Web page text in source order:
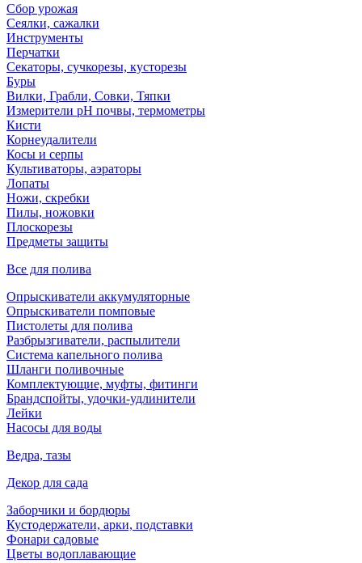
Сбор урожая
Сеялки, сажалки
Инструменты
Перчатки
Секаторы, сучкорезы, кусторезы
Буры
Вилки, Грабли, Совки, Тяпки
Измерители pH почвы, термометры
Кисти
Корнеудалители
Косы и серпы
Культиваторы, аэраторы
Лопаты
Ножи, скребки
Пилы, ножовки
Плоскорезы
Предметы защиты
Все для полива
Опрыскиватели аккумуляторные
Опрыскиватели помповые
Пистолеты для полива
Разбрызгиватели, распылители
Система капельного полива
Шланги поливочные
Комплектующие, муфты, фитинги
Брандспойты, удочки-удлинители
Лейки
Насосы для воды
Ведра, тазы
Декор для сада
Заборчики и бордюры
Кустодержатели, арки, подставки
Фонари садовые
Цветы водоплавающие